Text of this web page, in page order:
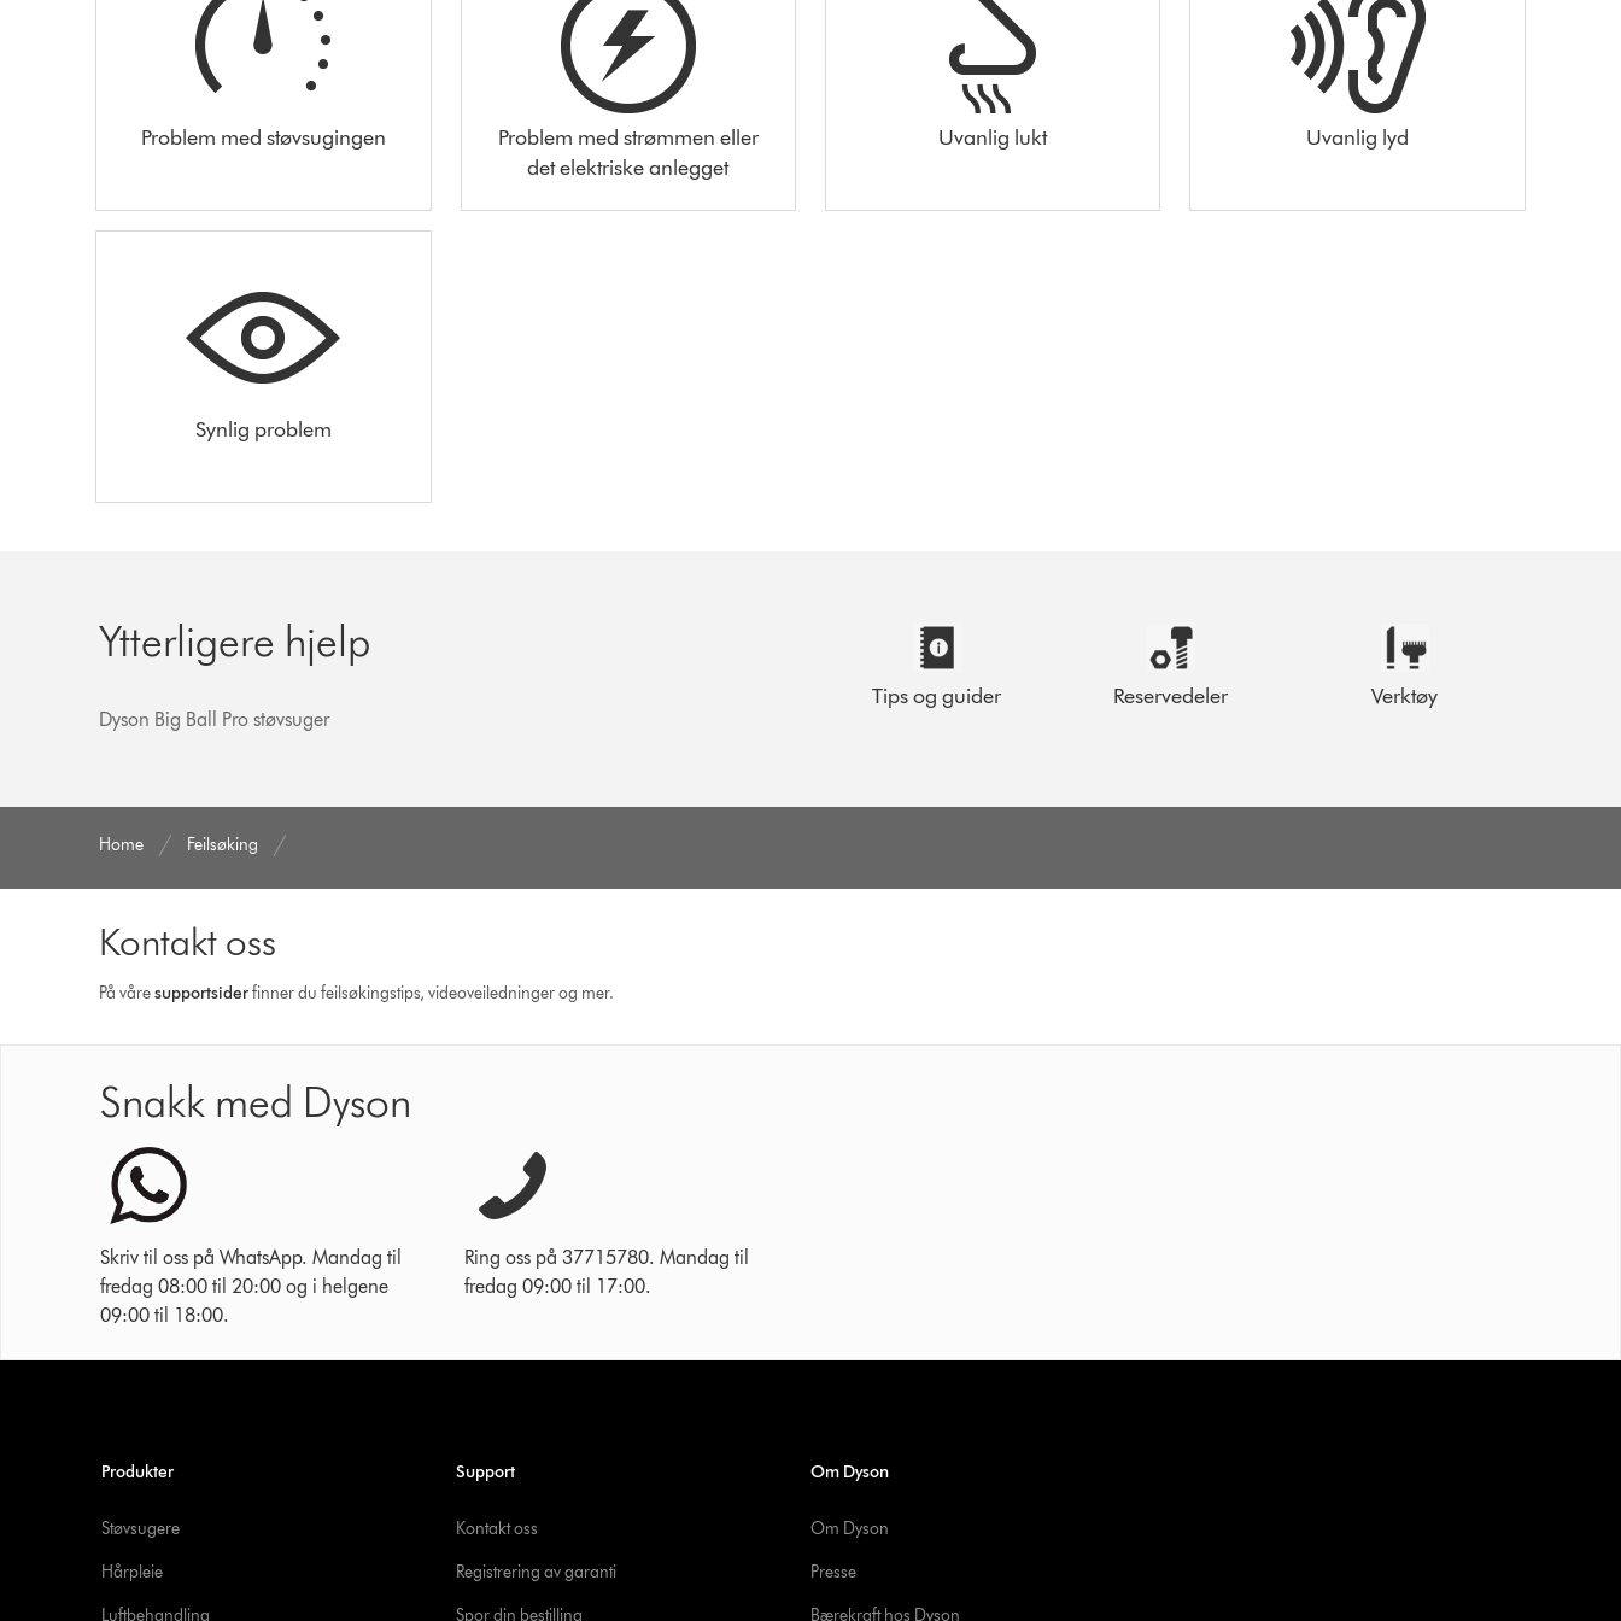
Problem med støvsugingen
Problem med strømmen eller
det elektriske anlegget
Uvanlig lukt Uvanlig lyd
Synlig problem
Ytterligere hjelp
Dyson Big Ball Pro støvsuger
Tips og guider Reservedeler Verktøy
Home Feilsøking
Kontakt oss
På våresupportsiderfinner du feilsøkingstips, videoveiledninger og mer.
Snakk med Dyson
Skriv til oss på WhatsApp. Mandag til
fredag 08:00 til 20:00 og i helgene
09:00 til 18:00.
Ring oss på 37715780. Mandag til
fredag 09:00 til 17:00.
Produkter
Støvsugere
Hårpleie
Luftbehandling
Support
Kontakt oss
Registrering av garanti
Spor din bestilling
Om Dyson
Om Dyson
Presse
Bærekraft hos Dyson